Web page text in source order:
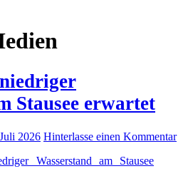
Stausee erwartet
2026 Hinterlasse einen Kommentar